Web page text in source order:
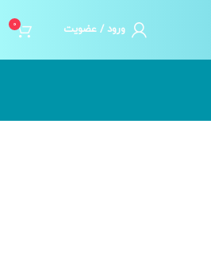
ورود / عضویت 0